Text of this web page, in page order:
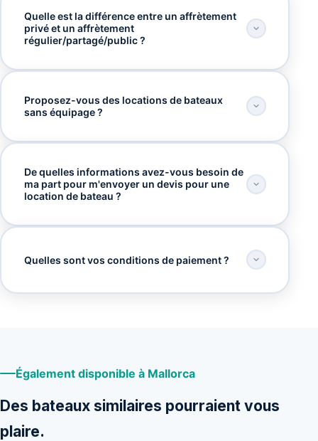
Quelle est la différence entre un affrètement
privé et un affrètement
régulier/partagé/public ?
Proposez-vous des locations de bateaux
sans équipage ?
De quelles informations avez-vous besoin de
ma part pour m'envoyer un devis pour une
location de bateau ?
Quelles sont vos conditions de paiement ?
Également disponible à Mallorca
Des bateaux similaires pourraient vous
plaire.